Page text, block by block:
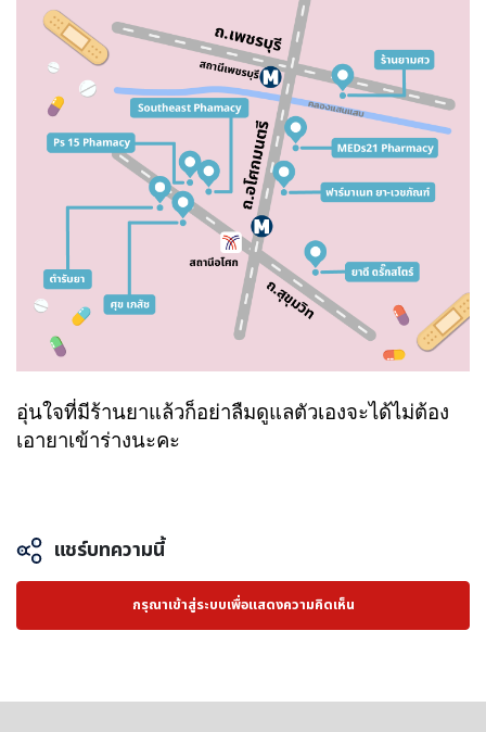
อุ่นใจที่มีร้านยาแล้วก็อย่าลืมดูแลตัวเองจะได้ไม่ต้อง
เอายาเข้าร่างนะคะ
แชร์บทความนี้
กรุณาเข้าสู่ระบบเพื่อแสดงความคิดเห็น